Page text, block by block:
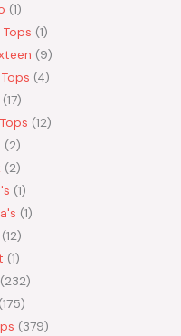
1
1
9
4
17
12
2
2
1
1
12
1
232
175
379